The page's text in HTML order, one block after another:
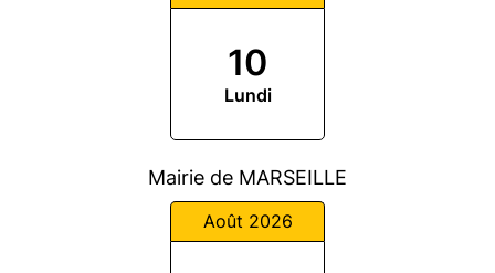
10
Lundi
Mairie de MARSEILLE
Août 2026